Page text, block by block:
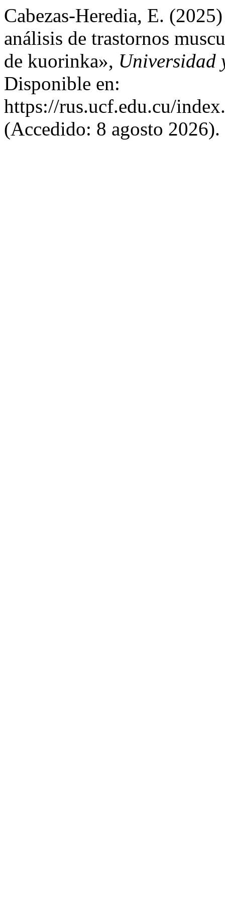
Cabezas-Heredia, E.
análisis de trastornos
de kuorinka», Universidad
Disponible en:
https://rus.ucf.edu.cu/
(Accedido: 8 agosto 2026).